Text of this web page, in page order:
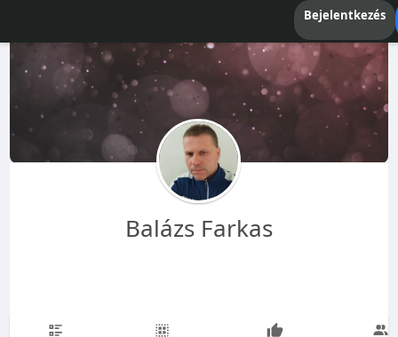
Bejelentkezés
Balázs Farkas